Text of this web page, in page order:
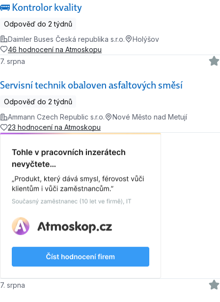
🚌 Kontrolor kvality
Odpověď do 2 týdnů
Daimler Buses Česká republika s.r.o.
Holýšov
46 hodnocení na Atmoskopu
Servisní technik obaloven asfaltových směsí
7. srpna
Odpověď do 2 týdnů
Ammann Czech Republic s.r.o.
Nové Město nad Metují
23 hodnocení na Atmoskopu
7. srpna